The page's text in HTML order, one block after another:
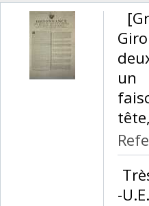
un
-